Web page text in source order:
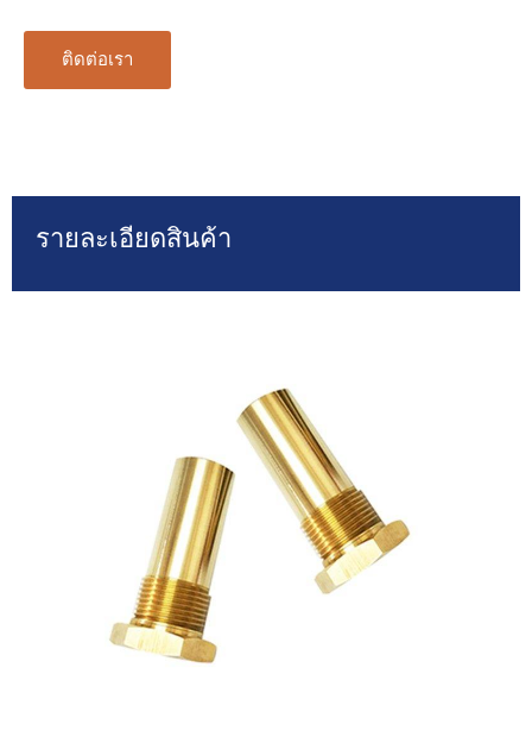
ติดต่อเรา
รายละเอียดสินค้า